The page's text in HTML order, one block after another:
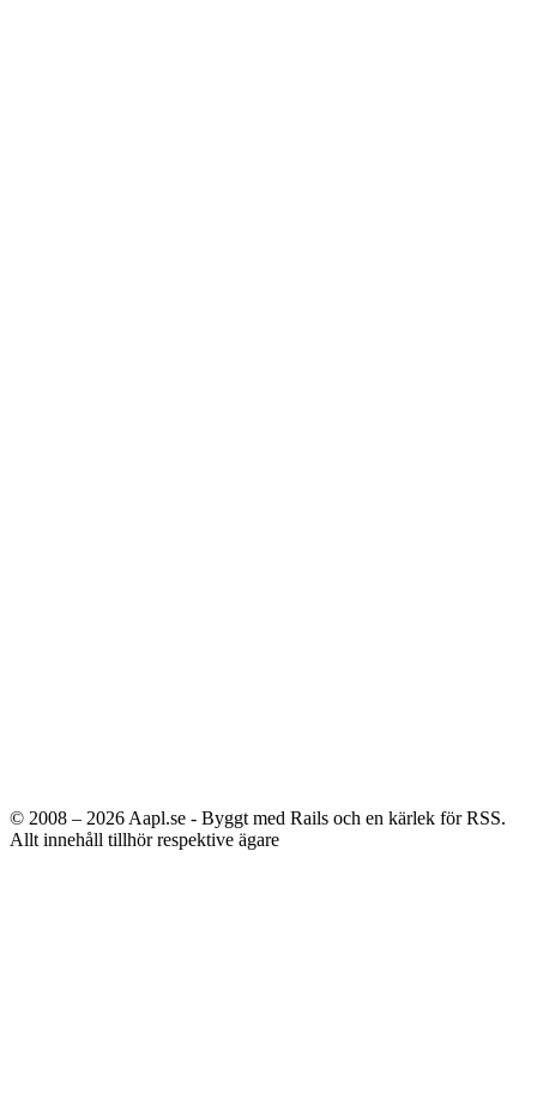
© 2008 – 2026 Aapl.se - Byggt med Rails och en kärlek för RSS.
Allt innehåll tillhör respektive ägare